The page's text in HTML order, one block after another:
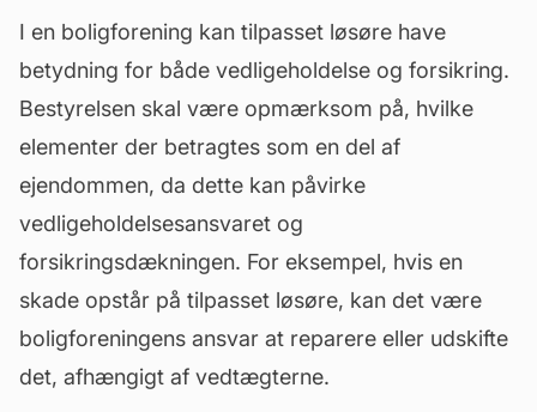
I en boligforening kan tilpasset løsøre have
betydning for både vedligeholdelse og forsikring.
Bestyrelsen skal være opmærksom på, hvilke
elementer der betragtes som en del af
ejendommen, da dette kan påvirke
vedligeholdelsesansvaret og
forsikringsdækningen. For eksempel, hvis en
skade opstår på tilpasset løsøre, kan det være
boligforeningens ansvar at reparere eller udskifte
det, afhængigt af vedtægterne.